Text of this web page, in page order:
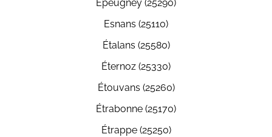
Épeugney (25290)
Esnans (25110)
Étalans (25580)
Éternoz (25330)
Étouvans (25260)
Étrabonne (25170)
Étrappe (25250)